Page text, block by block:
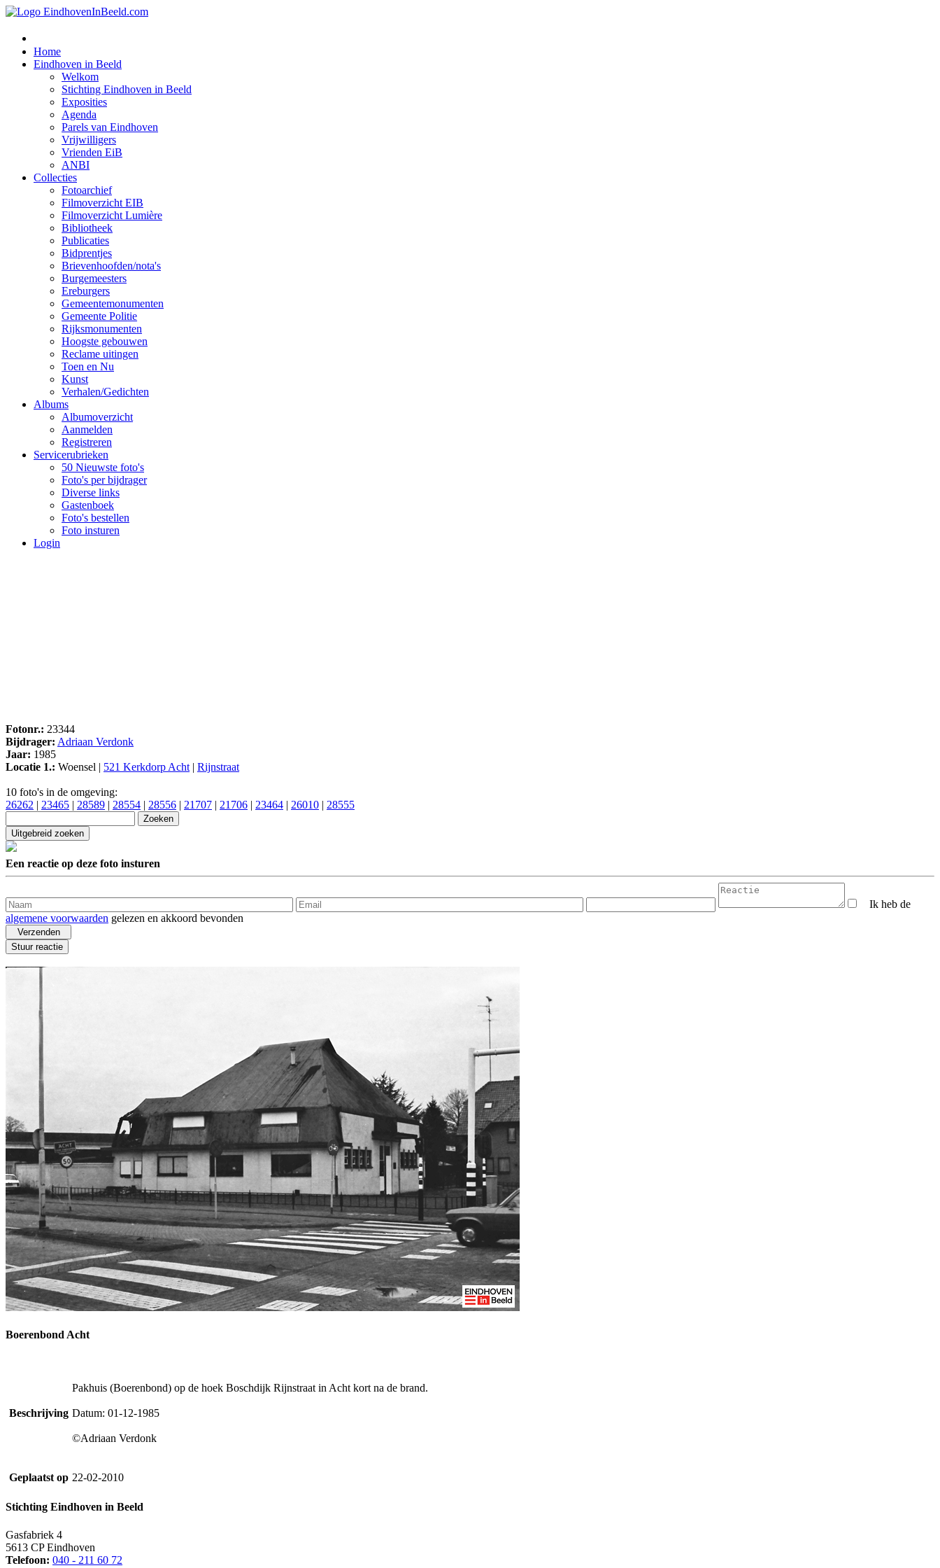
Home
Eindhoven in Beeld
Welkom
Stichting Eindhoven in Beeld
Exposities
Agenda
Parels van Eindhoven
Vrijwilligers
Vrienden EiB
ANBI
Collecties
Fotoarchief
Filmoverzicht EIB
Filmoverzicht Lumière
Bibliotheek
Publicaties
Bidprentjes
Brievenhoofden/nota's
Burgemeesters
Ereburgers
Gemeentemonumenten
Gemeente Politie
Rijksmonumenten
Hoogste gebouwen
Reclame uitingen
Toen en Nu
Kunst
Verhalen/Gedichten
Albums
Albumoverzicht
Aanmelden
Registreren
Servicerubrieken
50 Nieuwste foto's
Foto's per bijdrager
Diverse links
Gastenboek
Foto's bestellen
Foto insturen
Login
Fotonr.: 23344
Bijdrager: Adriaan Verdonk
Jaar: 1985
Locatie 1.: Woensel | 521 Kerkdorp Acht| Rijnstraat
10 foto's in de omgeving:
26262
23465 28589 28554 28556 21707 21706 23464 26010 28555
Een reactie op deze foto insturen
Ik heb de
algemene voorwaarden gelezen en akkoord bevonden
Boerenbond Acht
Beschrijving
Pakhuis (Boerenbond) op de hoek Boschdijk Rijnstraat in Acht kort na de brand.
Datum: 01-12-1985
©Adriaan Verdonk
Geplaatst op 22-02-2010
Stichting Eindhoven in Beeld
Gasfabriek 4
5613 CP Eindhoven
Telefoon: 040 - 211 60 72